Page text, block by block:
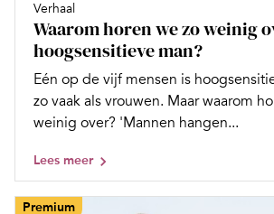
Verhaal
Waarom horen we zo weinig
hoogsensitieve man?
Eén op de vijf mensen is
zo vaak als vrouwen. Maar waarom
weinig over? 'Mannen hangen...
Lees meer
Premium